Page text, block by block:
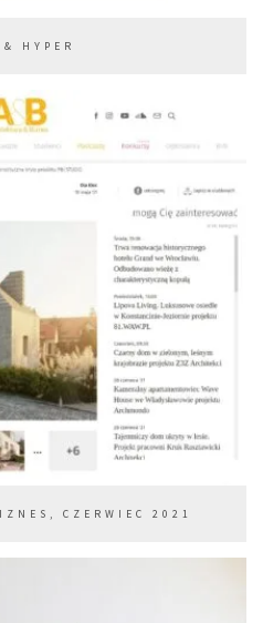
& HYPER
CZERWIEC 2021